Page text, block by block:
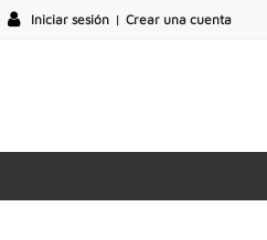
Iniciar sesión | Crear una cuenta